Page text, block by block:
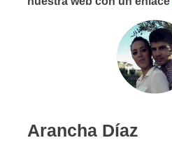
Arancha Díaz